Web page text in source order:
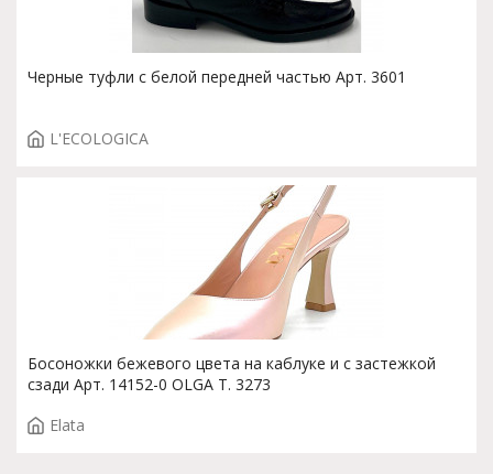
Черные туфли с белой передней частью Арт. 3601
L'ECOLOGICA
Босоножки бежевого цвета на каблуке и с застежкой
сзади Арт. 14152-0 OLGA T. 3273
Elata